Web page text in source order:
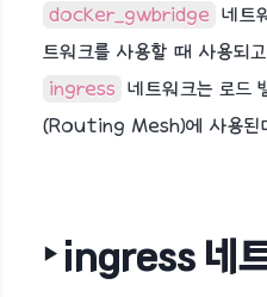
docker_gwbridge 네트
트워크를 사용할 때 사용되고,
ingress 네트워크는 로드
(Routing Mesh)에 사용된
‣ ingress 네